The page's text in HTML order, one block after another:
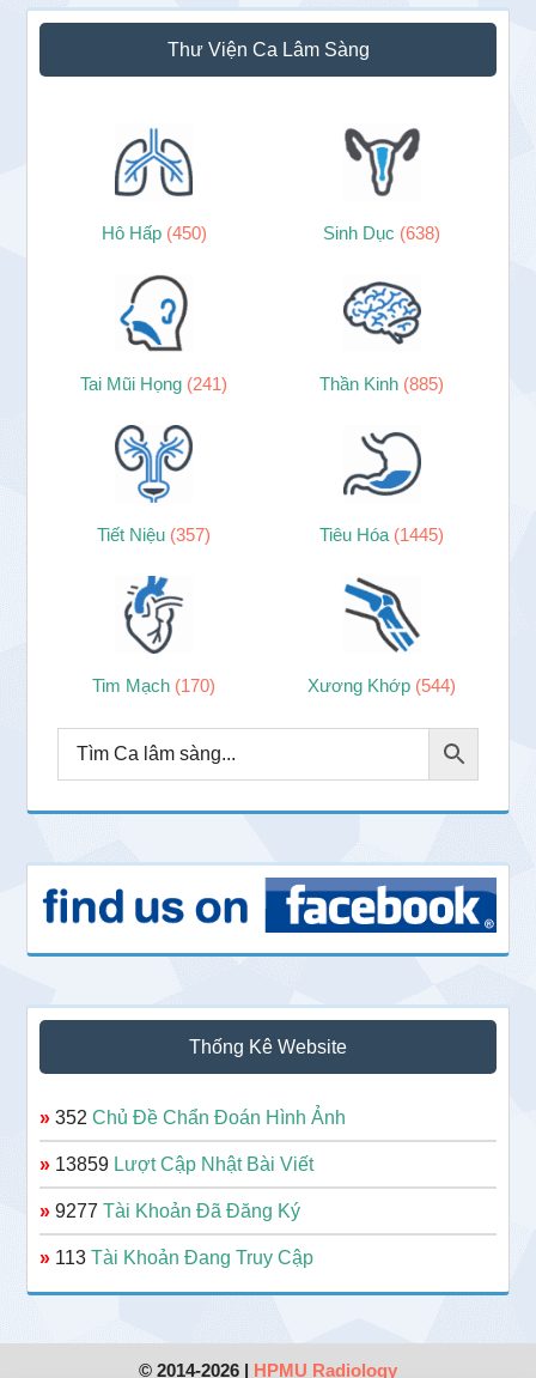
Thư Viện Ca Lâm Sàng
Hô Hấp (450) Sinh Dục (638)
Tai Mũi Họng (241) Thần Kinh (885)
Tiết Niệu (357) Tiêu Hóa (1445)
Tim Mạch (170) Xương Khớp (544)
Thống Kê Website
» 352Chủ Đề Chẩn Đoán Hình Ảnh
» 13859 Lượt Cập Nhật Bài Viết
» 9277Tài Khoản Đã Đăng Ký
» 113Tài Khoản Đang Truy Cập
© 2014-2026 | HPMU Radiology